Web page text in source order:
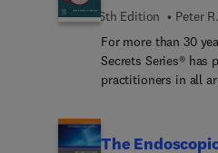
interventions for
guidelines and
syndrome; heart
6th Edition Peter
For more than 30
Secrets Series® has
practitioners in all
and Liver Secrets,
The